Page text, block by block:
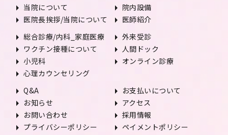
arrow_right 当院について arrow_right 院内設備
arrow_right 医院長挨拶/当院について arrow_right 医師紹介
arrow_right総合診療/内科_家庭医療 arrow_right 外来受診
arrow_right ワクチン接種について arrow_right 人間ドック
arrow_right 小児科 arrow_right オンライン診療
arrow_right心理カウンセリング
arrow_rightQ&A arrow_right お支払いについて
arrow_right お知らせ arrow_right アクセス
arrow_right お問い合わせ arrow_right 採用情報
arrow_right プライバシーポリシー arrow_right ペイメントポリシー